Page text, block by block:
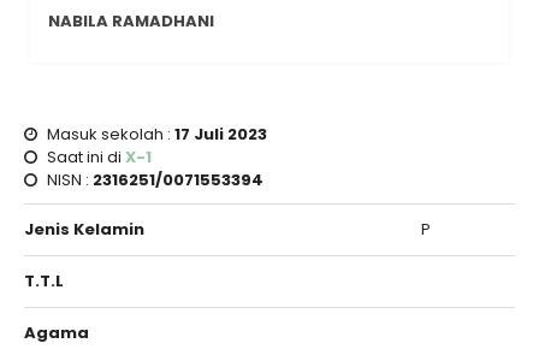
NABILA RAMADHANI
Masuk sekolah : 17 Juli 2023
Saat ini di X-1
NISN : 2316251/0071553394
Jenis Kelamin P
T.T.L
Agama